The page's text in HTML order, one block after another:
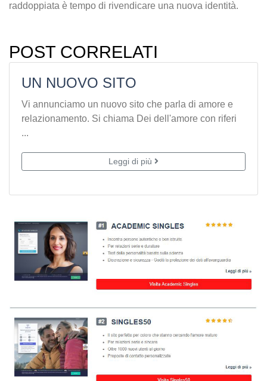
raddoppiata è tempo di rivendicare una nuova identità.
POST CORRELATI
UN NUOVO SITO
Vi annunciamo un nuovo sito che parla di amore e
relazionamento. Si chiama Dei dell'amore con riferi
...
Leggi di più